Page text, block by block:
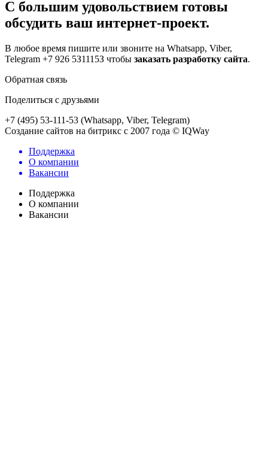
С большим удовольствием готовы
обсудить ваш интернет-проект.
В любое время пишите или звоните на Whatsapp, Viber,
Telegram +7 926 5З1115З чтобы заказать разработку сайта.
Обратная связь
Поделиться с друзьями
+7 (495) 53-111-53 (Whatsapp, Viber, Telegram)
Создание сайтов на битрикс с 2007 года © IQWay
Поддержка
О компании
Вакансии
Поддержка
О компании
Вакансии